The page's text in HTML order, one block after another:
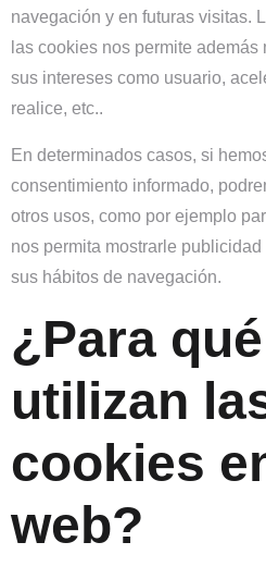
navegación y en futuras visitas.
las cookies nos permite
sus intereses como usuario,
realice, etc..
En determinados casos, si
consentimiento informado,
otros usos, como por ejemplo
nos permita mostrarle
sus hábitos de navegación.
¿Para
utilizan
cookies
web?